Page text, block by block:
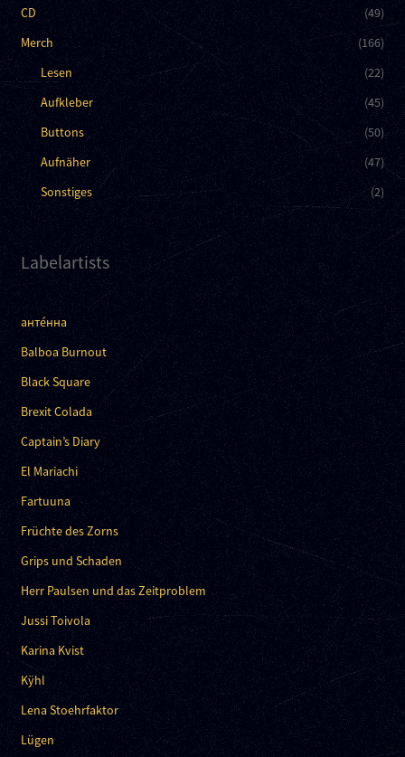
CD
(49)
Merch
(166)
Lesen
(22)
Aufkleber
(45)
Buttons
(50)
Aufnäher
(47)
Sonstiges
(2)
Labelartists
анте́нна
Balboa Burnout
Black Square
Brexit Colada
Captain’s Diary
El Mariachi
Fartuuna
Früchte des Zorns
Grips und Schaden
Herr Paulsen und das Zeitproblem
Jussi Toivola
Karina Kvist
Kÿhl
Lena Stoehrfaktor
Lügen